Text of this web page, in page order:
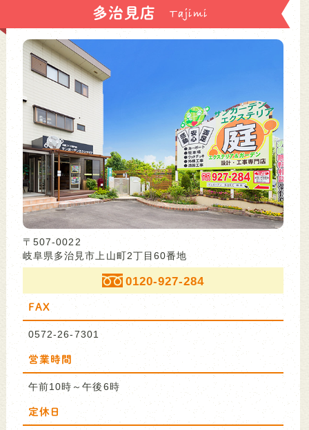
多治見店
〒507-0022
岐阜県多治見市上山町2丁目60番地
0120-927-284
FAX
0572-26-7301
営業時間
午前10時～午後6時
定休日